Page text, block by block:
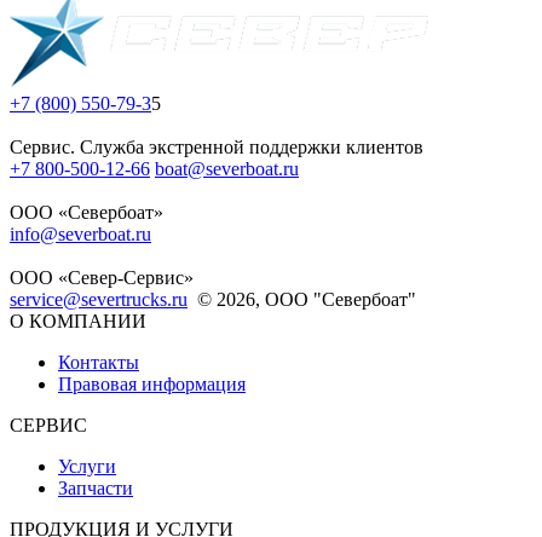
+7 (800) 550-79-35
Сервис. Служба экстренной поддержки клиентов
+7 800-500-12-66 boat@severboat.ru
ООО «Севербоат»
info@severboat.ru
ООО «Север-Сервис»
service@severtrucks.ru © 2026, ООО "Севербоат"
О КОМПАНИИ
Контакты
Правовая информация
СЕРВИС
Услуги
Запчасти
ПРОДУКЦИЯ И УСЛУГИ